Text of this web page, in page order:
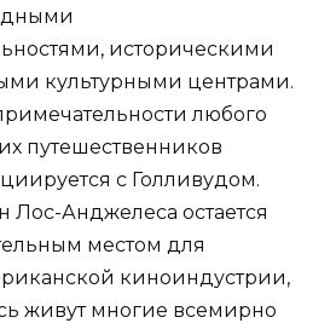
историческими
культурными центрами.
любого
путешественников
с Голливудом.
Лос-Анджелеса остается
местом для
киноиндустрии,
живут многие всемирно